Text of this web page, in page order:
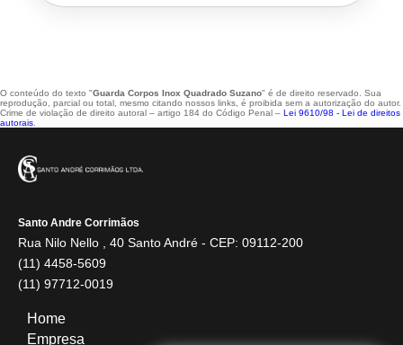
O conteúdo do texto "Guarda Corpos Inox Quadrado Suzano" é de direito reservado. Sua
reprodução, parcial ou total, mesmo citando nossos links, é proibida sem a autorização do autor.
Crime de violação de direito autoral – artigo 184 do Código Penal – Lei 9610/98 - Lei de direitos
autorais
Santo Andre Corrimãos
Rua Nilo Nello , 40 Santo André - CEP: 09112-200
(11) 4458-5609
(11) 97712-0019
Home
Empresa